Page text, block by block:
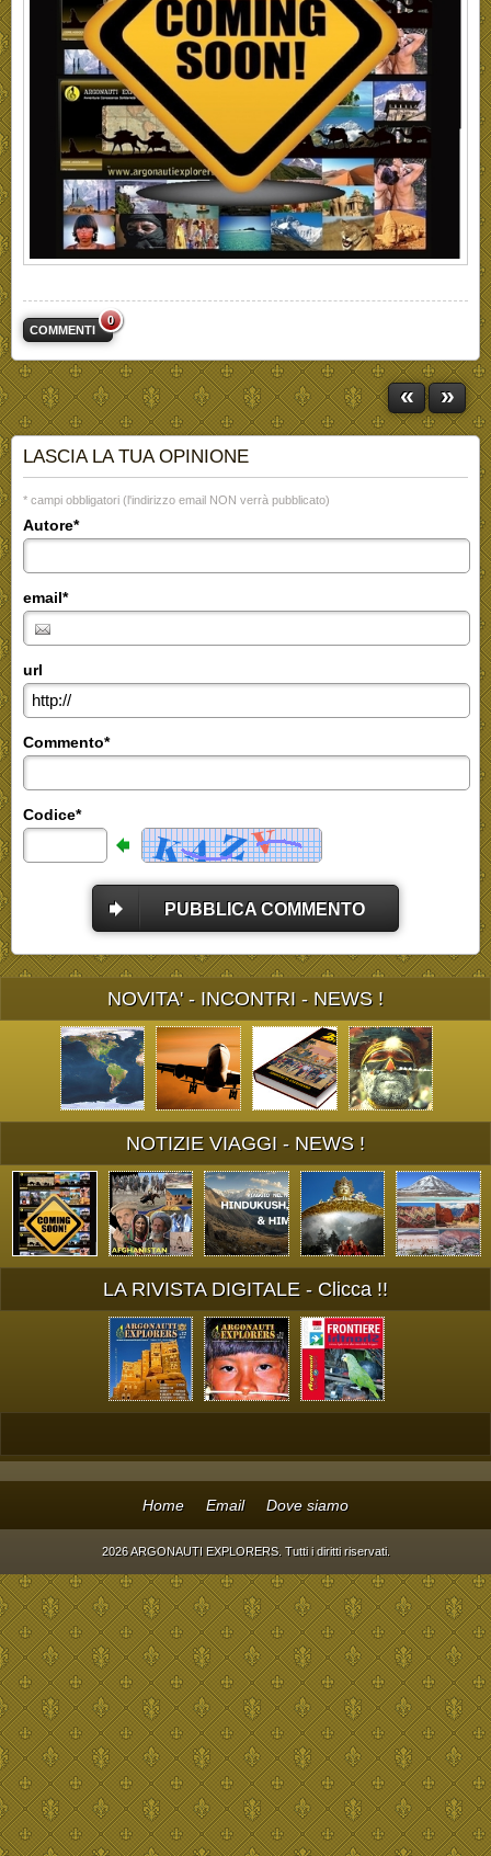
COMMENTI
0
« »
LASCIA LA TUA OPINIONE
* campi obbligatori (l'indirizzo email NON verrà pubblicato)
Autore*
email*
url
Commento*
Codice*
PUBBLICA COMMENTO
NOVITA' - INCONTRI - NEWS !
NOTIZIE VIAGGI - NEWS !
LA RIVISTA DIGITALE - Clicca !!
Home Email Dove siamo
2026 ARGONAUTI EXPLORERS. Tutti i diritti riservati.